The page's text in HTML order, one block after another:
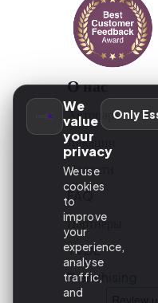
We
value
your
privacy
We use
cookies
to
improve
your
experience,
analyse
traffic,
and
Only
О нас
Автопарк
Локации
Новости
FAQ
Партнеры
TVDE
Franchising